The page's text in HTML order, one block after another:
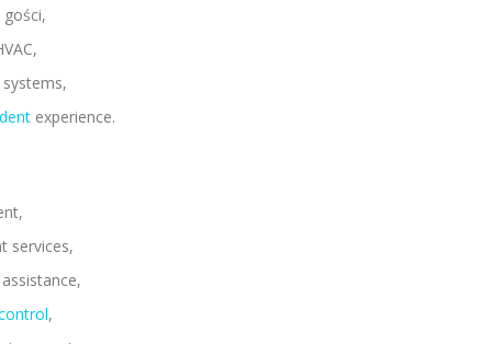
experience.
services,
,